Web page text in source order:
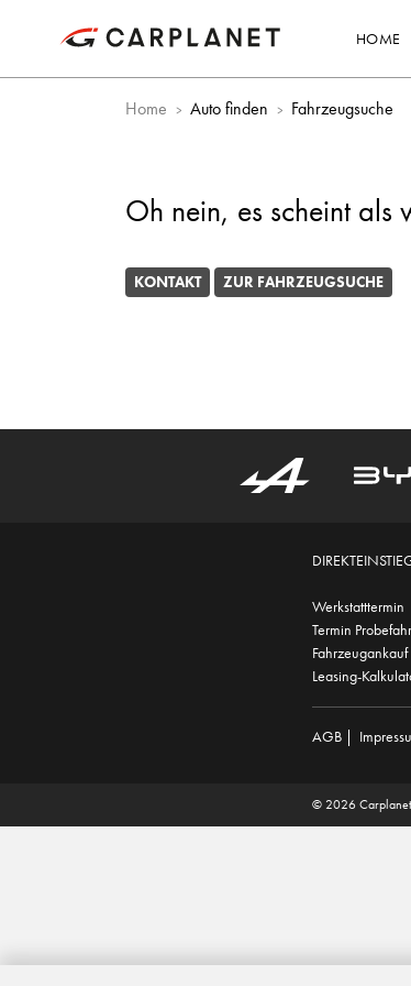
HOME
Home Auto finden Fahrzeugsuche
Oh nein, es scheint als
KONTAKT ZUR FAHRZEUGSUCHE
Werkstatttermin
Termin
Fahrzeugankauf
Leasing-
AGB |
© 2026